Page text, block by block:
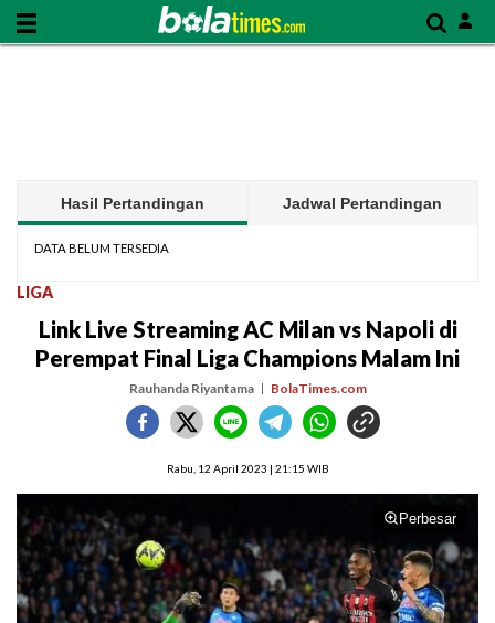
Hasil Pertandingan Jadwal Pertandingan
DATA BELUM TERSEDIA
LIGA
Link Live Streaming AC Milan vs Napoli di
Perempat Final Liga Champions Malam Ini
Rauhanda Riyantama BolaTimes.com
Rabu, 12 April 2023 | 21:15 WIB
Perbesar